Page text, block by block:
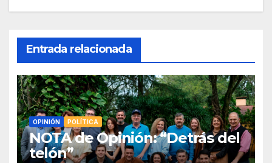
Entrada relacionada
OPINIÓN POLÍTICA
NOTA de Opinión: “Detrás del
telón”